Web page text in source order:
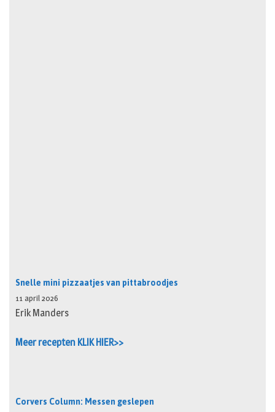
Snelle mini pizzaatjes van pittabroodjes
11 april 2026
Erik Manders
Meer recepten KLIK HIER>>
Corvers Column: Messen geslepen